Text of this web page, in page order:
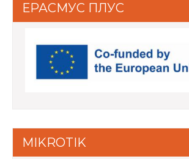
ЕРАСМУС ПЛУС
MIKROTIK